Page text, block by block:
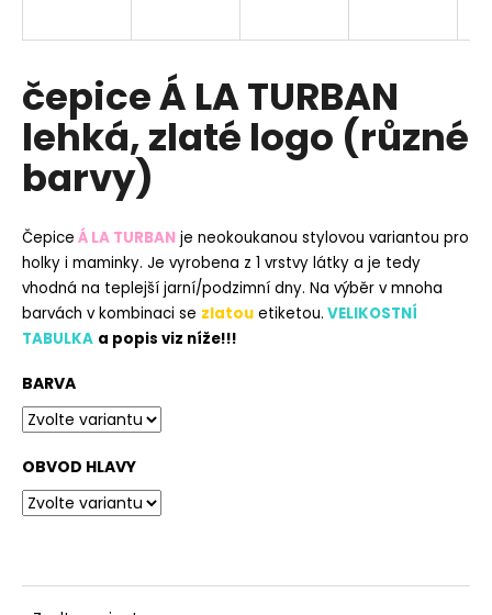
čepice Á LA TURBAN
lehká, zlaté logo (různé
barvy)
Čepice Á LA TURBAN je neokoukanou stylovou variantou pro
holky i maminky. Je vyrobena z 1 vrstvy látky a je tedy
vhodná na teplejší jarní/podzimní dny. Na výběr v mnoha
barvách v kombinaci se zlatou etiketou. VELIKOSTNÍ
TABULKA a popis viz níže!!!
BARVA
OBVOD HLAVY
í
t
?
HLEDAT
D
o
p
o
u
č
u
m